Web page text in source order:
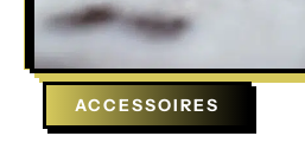
ACCESSOIRES